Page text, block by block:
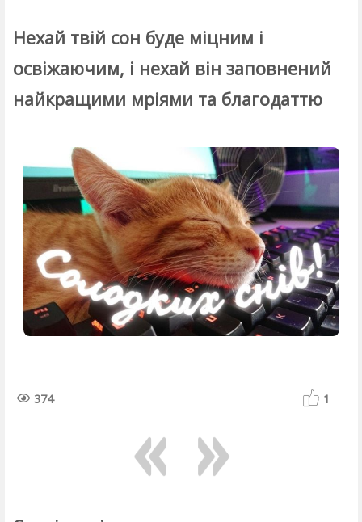
Нехай твій сон буде міцним і
освіжаючим, і нехай він заповнений
найкращими мріями та благодаттю
374 1